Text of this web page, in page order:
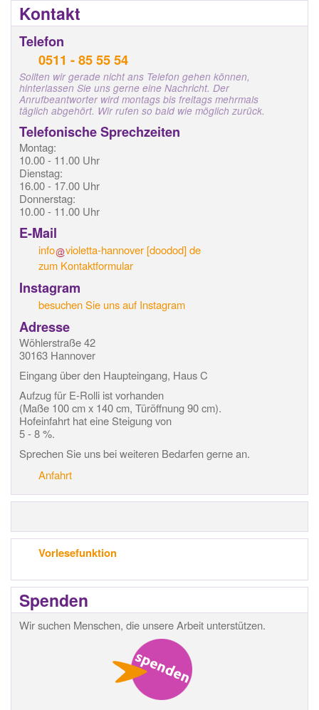
Kontakt
Telefon
0511 - 85 55 54
Sollten wir gerade nicht ans Telefon gehen können,
hinterlassen Sie uns gerne eine Nachricht. Der
Anrufbeantworter wird montags bis freitags mehrmals
täglich abgehört. Wir rufen so bald wie möglich zurück.
Telefonische Sprechzeiten
Montag:
10.00 - 11.00 Uhr
Dienstag:
16.00 - 17.00 Uhr
Donnerstag:
10.00 - 11.00 Uhr
E-Mail
info violetta-hannover[doodod] de
zum Kontaktformular
Instagram
besuchen Sie uns auf Instagram
Adresse
Wöhlerstraße 42
30163 Hannover
Eingang über den Haupteingang, Haus C
Aufzug für E-Rolli ist vorhanden
(Maße 100 cm x 140 cm, Türöffnung 90 cm).
Hofeinfahrt hat eine Steigung von
5 - 8 %.
Sprechen Sie uns bei weiteren Bedarfen gerne an.
Anfahrt
Vorlesefunktion
Spenden
Wir suchen Menschen, die unsere Arbeit unterstützen.